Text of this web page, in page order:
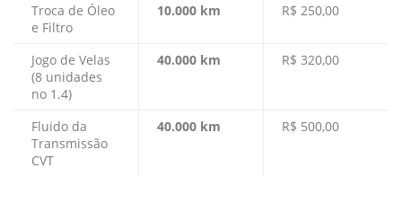
Troca de Óleo
e Filtro
10.000 km R$ 250,00
Jogo de Velas
(8 unidades
no 1.4)
40.000 km R$ 320,00
Fluido da
Transmissão
CVT
40.000 km R$ 500,00